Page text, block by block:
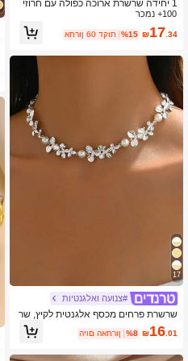
1 יחידה שרשרת ארוכה כפולה עם חרוזי
צדף כחול בסגנון בוהמי וינטג', שרשרת סו
ודר מתאימה לנשים לחוף הים, חופשה וע
יטור יומיומי
100+ נמכר
₪17 .34
%15 אחרון 60 דקות
17
#צנועה ואלגנטיות
שרשרת פרחים מכסף אלגנטית לקיץ, שר
שרת שזירה פרחונית דמוית פנינה בסגנון
מתוק רב-תכליתית אופנתית, מתאימה לל
₪16.01
%8 היום האחרון